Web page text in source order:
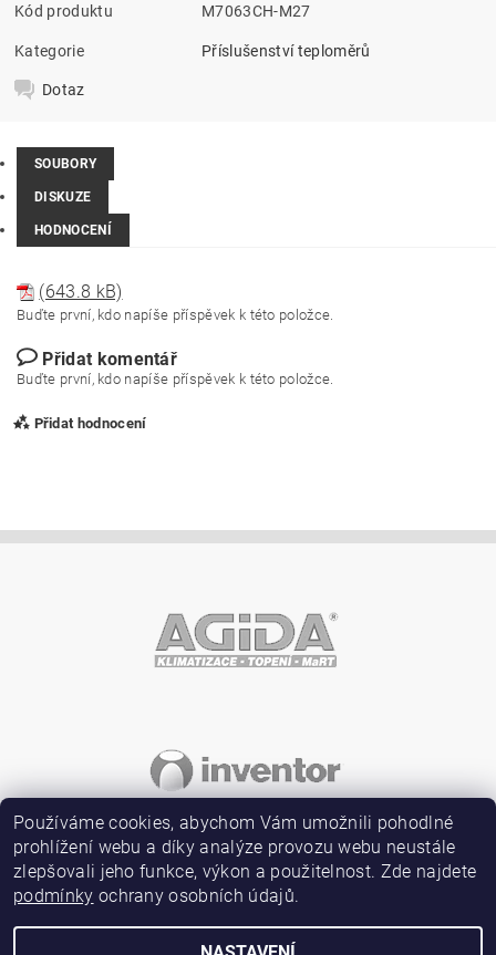
Kód produktu M7063CH-M27
Kategorie Příslušenství teploměrů
Dotaz
SOUBORY
DISKUZE
HODNOCENÍ
(643.8 kB)
Buďte první, kdo napíše příspěvek k této položce.
Přidat komentář
Buďte první, kdo napíše příspěvek k této položce.
Přidat hodnocení
Vložením hodnocení souhlasíte spodmínkami ochrany
Používáme cookies, abychom Vám umožnili pohodlné
prohlížení webu a díky analýze provozu webu neustále
zlepšovali jeho funkce, výkon a použitelnost. Zde najdete
podmínky ochrany osobních údajů.